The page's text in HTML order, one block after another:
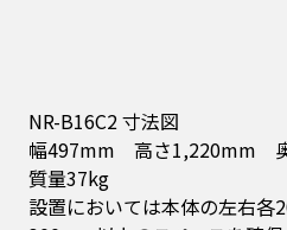
NR-B16C2寸法図
幅497mm 高さ1,220mm
質量37kg
設置においては本体の左右各